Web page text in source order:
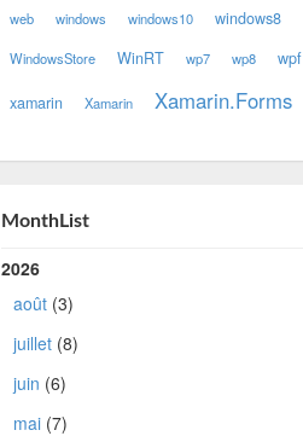
web windows windows10 windows8
WindowsStore WinRT wp7 wp8 wpf
xamarin Xamarin Xamarin.Forms
MonthList
2026
août(3)
juillet(8)
juin (6)
mai(7)